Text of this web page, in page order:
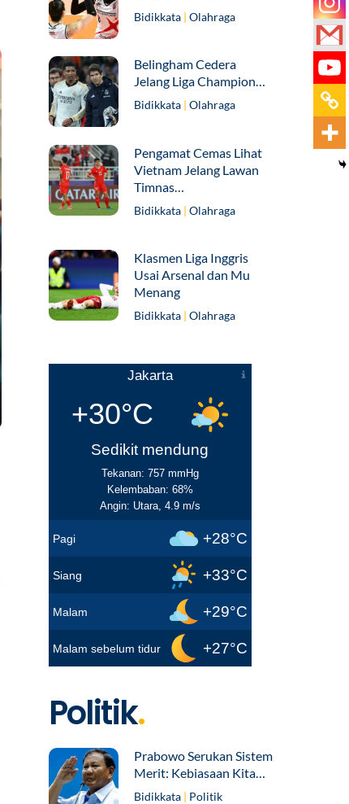
Bidikkata | Olahraga
Belingham Cedera
Jelang Liga Champion…
Bidikkata Olahraga
Pengamat Cemas Lihat
Vietnam Jelang Lawan
Timnas…
Bidikkata | Olahraga
Klasmen Liga Inggris
Usai Arsenal dan Mu
Menang
Bidikkata Olahraga
Jakarta
+30°C
Sedikit mendung
Tekanan: 757 mmHg
Kelembaban: 68%
Angin: Utara, 4.9 m/s
Pagi +28°C
Siang +33°C
Malam +29°C
Malam sebelum tidur +27°C
Politik.
Prabowo Serukan Sistem
Merit: Kebiasaan Kita…
Bidikkata | Politik